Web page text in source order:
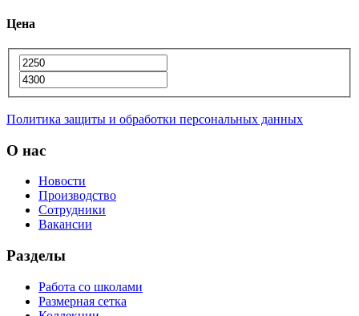
Цена
Политика защиты и обработки персональных данных
О нас
Новости
Производство
Сотрудники
Вакансии
Разделы
Работа со школами
Размерная сетка